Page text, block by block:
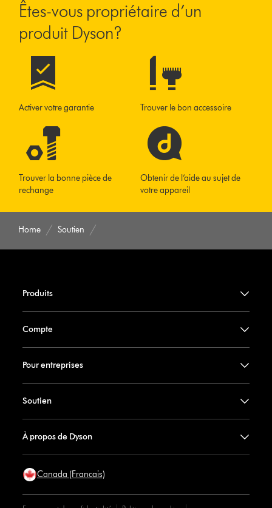
Êtes-vous propriétaire d’un
produit Dyson?
Activer votre garantie Trouver le bon accessoire
Trouver la bonne pièce de
rechange
Obtenir de l’aide au sujet de
votre appareil
Home Soutien
Produits
Compte
Pour entreprises
Soutien
À propos de Dyson
Canada (Francais)